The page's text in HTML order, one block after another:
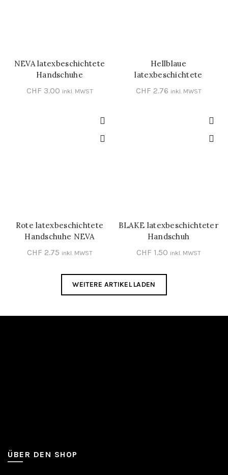
SCHNELL-EINKAUF
NEVA latexbeschichtete
Handschuhe
CHF 3.00 inkl. MWST
SCHNELL-EINKAUF
Hellblaue
latexbeschichtete
Handschuhe NEVA
CHF 2.76 inkl. MWST
SCHNELL-EINKAUF
Rote latexbeschichtete
Handschuhe NEVA
CHF 2.75 inkl. MWST
SCHNELL-EINKAUF
BLAKE latexbeschichteter
Handschuh
CHF 1.50 inkl. MWST
WEITERE ARTIKEL LADEN
ÜBER DEN SHOP